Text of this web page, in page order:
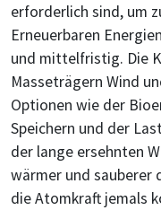
erforderlich sind, um
Erneuerbaren
und mittelfristig. Die
Masseträgern Wind
Optionen wie der
Speichern und der
der lange ersehnten
wärmer und sauberer
die Atomkraft jemals